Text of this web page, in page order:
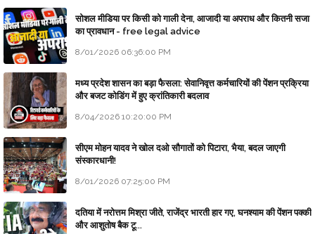
सोशल मीडिया पर किसी को गाली देना, आजादी या अपराध और कितनी सजा
का प्रावधान - free legal advice
8/01/2026 06:36:00 PM
मध्य प्रदेश शासन का बड़ा फैसला: सेवानिवृत्त कर्मचारियों की पेंशन प्रक्रिया
और बजट कोडिंग में हुए क्रांतिकारी बदलाव
8/04/2026 10:20:00 PM
सीएम मोहन यादव ने खोल दओ सौगातों को पिटारा, भैया, बदल जाएगी
संस्कारधानी!
8/01/2026 07:25:00 PM
दतिया में नरोत्तम मिश्रा जीते, राजेंद्र भारती हार गए, घनश्याम की पेंशन पक्की
और आशुतोष बैक टू...